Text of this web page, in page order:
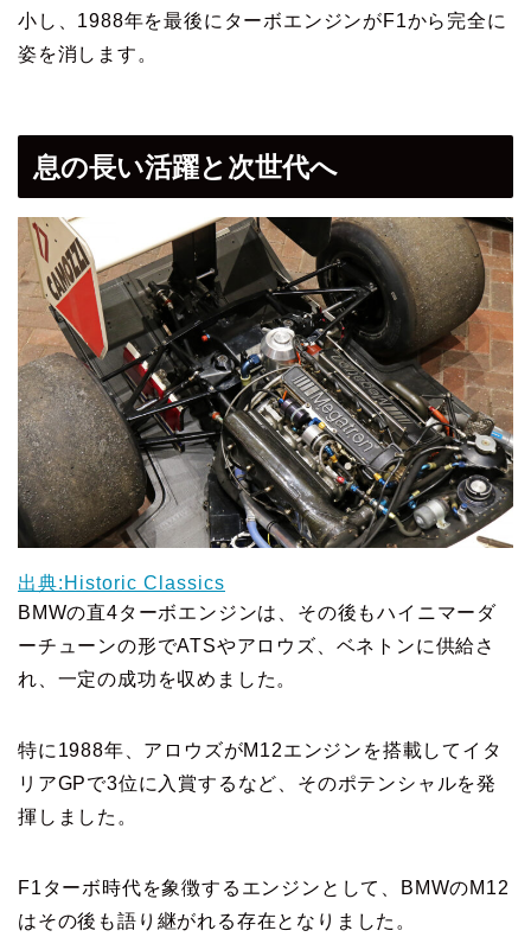
小し、1988年を最後にターボエンジンがF1から完全に
姿を消します。
息の長い活躍と次世代へ
出典:Historic Classics
BMWの直4ターボエンジンは、その後もハイニマーダ
ーチューンの形でATSやアロウズ、ベネトンに供給さ
れ、一定の成功を収めました。
特に1988年、アロウズがM12エンジンを搭載してイタ
リアGPで3位に入賞するなど、そのポテンシャルを発
揮しました。
F1ターボ時代を象徴するエンジンとして、BMWのM12
はその後も語り継がれる存在となりました。